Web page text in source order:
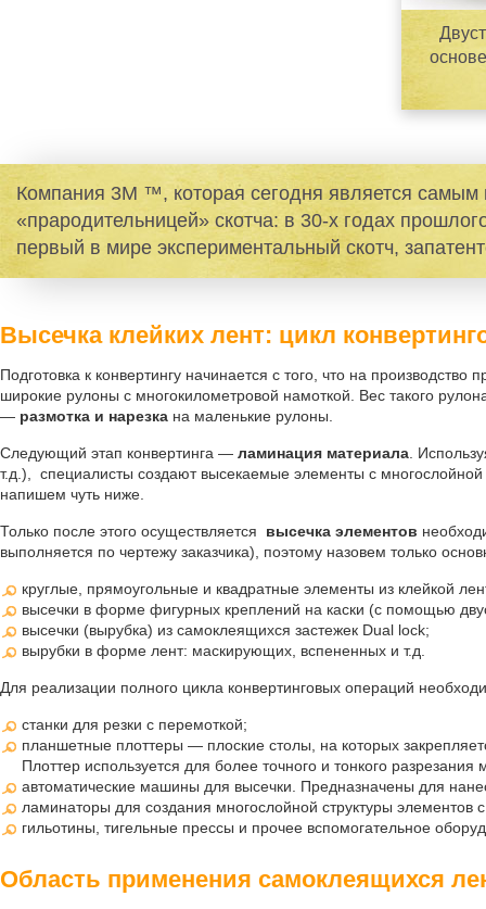
Компания 3М ™, которая сегодня является самым
«прародительницей» скотча: в 30-х годах
первый в мире экспериментальный скотч,
Высечка клейких лент: цикл
Подготовка к конвертингу начинается с того, что на
широкие рулоны с многокилометровой намоткой. Вес такого
— размотка и нарезка на маленькие рулоны.
Следующий этап конвертинга — ламинация материала .
т.д.), специалисты создают высекаемые элементы с
напишем чуть ниже.
Только после этого осуществляется высечка элементов
выполняется по чертежу заказчика), поэтому назовем только
круглые, прямоугольные и квадратные элементы из клейкой
высечки в форме фигурных креплений на каски (с помощью
высечки (вырубка) из самоклеящихся застежек Dual lock;
вырубки в форме лент: маскирующих, вспененных и т.д.
Для реализации полного цикла конвертинговых операций
станки для резки с перемоткой;
планшетные плоттеры — плоские столы, на которых
Плоттер используется для более точного и тонкого разрезания
автоматические машины для высечки. Предназначены для
ламинаторы для создания многослойной структуры элементов
гильотины, тигельные прессы и прочее вспомогательное
Область применения самоклеящихся